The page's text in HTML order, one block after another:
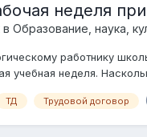
неделя
в Образование, наука,
работнику
учебная неделя.
ТД Трудовой договор